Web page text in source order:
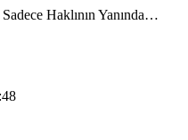
Haklının Yanında…